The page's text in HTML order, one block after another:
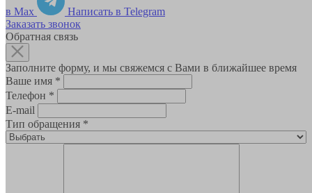
в Max
Написать в Telegram
Заказать звонок
Обратная связь
Заполните форму, и мы свяжемся с Вами в ближайшее время
Ваше имя *
Телефон *
E-mail
Тип обращения *